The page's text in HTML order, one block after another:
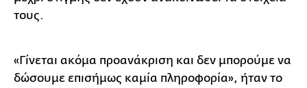
τους.
«Γίνεται ακόμα προανάκριση και δεν μπορούμε να
δώσουμε επισήμως καμία πληροφορία», ήταν το